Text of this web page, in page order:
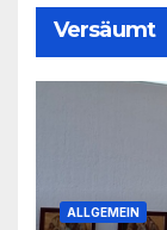
Versäumt
ALLGEMEIN